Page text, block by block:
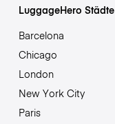
LuggageHero Städte
Barcelona
Chicago
London
New York City
Paris